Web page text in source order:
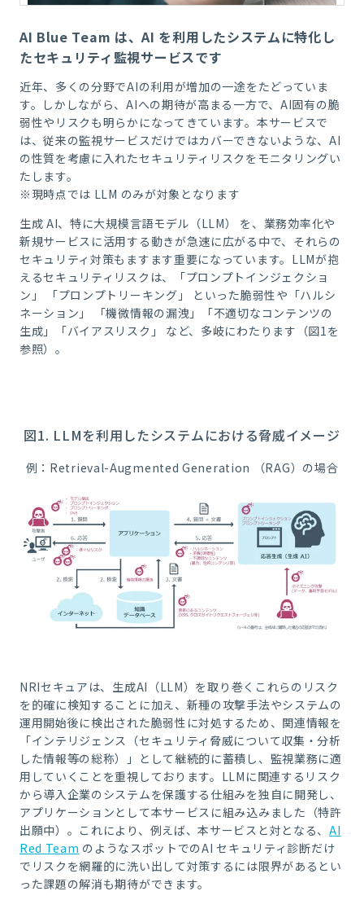
AI Blue Team は、AI を利用したシステムに特化し
たセキュリティ監視サービスです
近年、多くの分野でAIの利用が増加の一途をたどっていま
す。しかしながら、AIへの期待が高まる一方で、 AI固有の脆
弱性やリスクも明らかになってきています。本サービスで
は、従来の監視サービスだけではカバーできないような、AI
の性質を考慮に入れたセキュリティリスクをモニタリングい
たします。
※現時点では LLM のみが対象となります
生成 AI、特に大規模言語モデル（LLM） を、業務効率化や
新規サービスに活用する動きが急速に広がる中で、それらの
セキュリティ対策もますます重要になっています。 LLMが抱
えるセキュリティリスクは、「プロンプトインジェクショ
ン」 「プロンプトリーキング」 といった脆弱性や「ハルシ
ネーション」 「機微情報の漏洩」「不適切なコンテンツの
生成」「バイアスリスク」 など、多岐にわたります （図1を
参照） 。
図1. LLMを利用したシステムにおける脅威イメージ
例：Retrieval-Augmented Generation （RAG）の場合
NRIセキュアは、生成AI（LLM）を取り巻くこれらのリスク
を的確に検知することに加え、新種の攻撃手法やシステムの
運用開始後に検出された脆弱性に対処するため、関連情報を
「インテリジェンス（セキュリティ脅威について収集・分析
した情報等の総称）」として継続的に蓄積し、監視業務に適
用していくことを重視しております。LLMに関連するリスク
から導入企業のシステムを保護する仕組みを独自に開発し、
アプリケーションとして本サービスに組み込みました（特許
出願中）。これにより、例えば、本サービスと対となる、AI
Red Team のようなスポットでのAI セキュリティ診断だけ
でリスクを網羅的に洗い出して対策するには限界があるとい
った課題の解消も期待ができます。